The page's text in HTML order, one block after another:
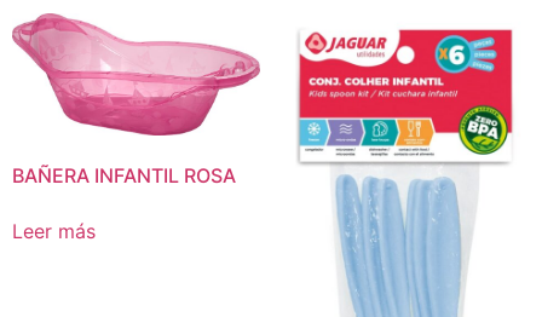
BAÑERA INFANTIL ROSA
Leer más